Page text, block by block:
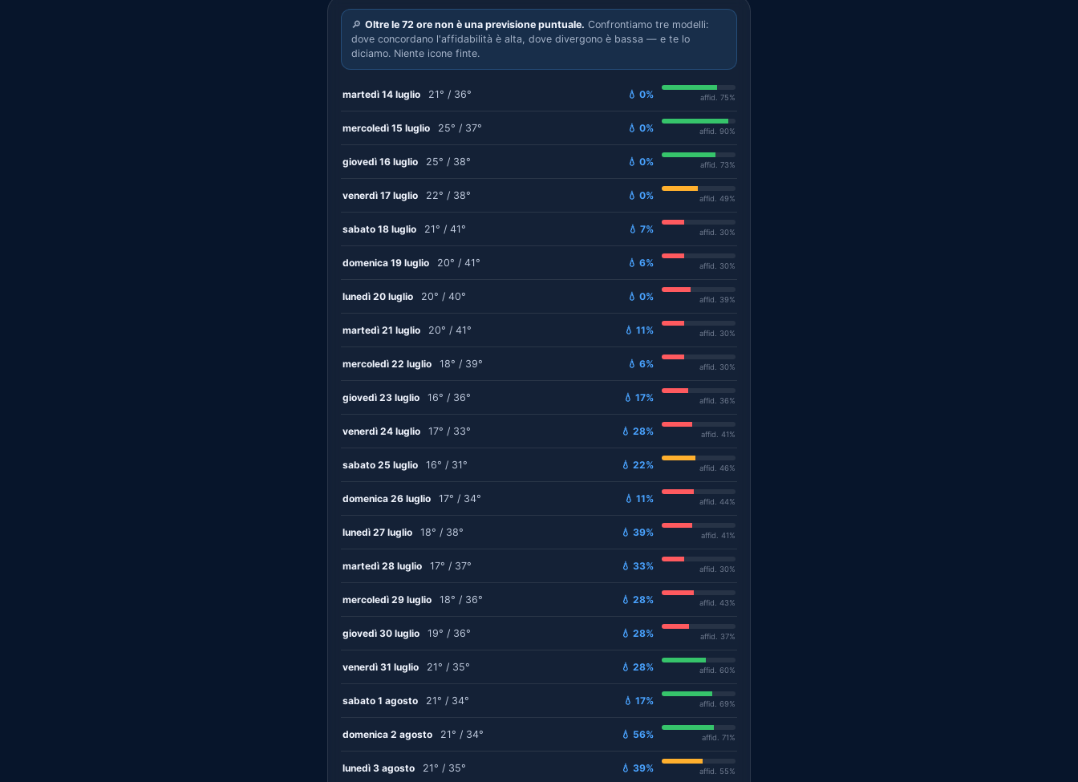
🔎 Oltre le 72 ore non è una previsione puntuale. Confrontiamo tre modelli:
dove concordano l'affidabilità è alta, dove divergono è bassa — e te lo
diciamo. Niente icone finte.
martedì 14 luglio 21° / 36° 💧 0% affid. 75%
mercoledì 15 luglio 25° / 37° 💧 0% affid. 90%
giovedì 16 luglio 25° / 38° 💧 0% affid. 73%
venerdì 17 luglio 22° / 38° 💧 0% affid. 49%
sabato 18 luglio 21° / 41° 💧 7% affid. 30%
domenica 19 luglio 20° / 41° 💧 6% affid. 30%
lunedì 20 luglio 20° / 40° 💧 0% affid. 39%
martedì 21 luglio 20° / 41° 💧 11% affid. 30%
mercoledì 22 luglio 18° / 39° 💧 6% affid. 30%
giovedì 23 luglio 16° / 36° 💧 17% affid. 36%
venerdì 24 luglio 17° / 33° 💧 28% affid. 41%
sabato 25 luglio 16° / 31° 💧 22% affid. 46%
domenica 26 luglio 17° / 34° 💧 11% affid. 44%
lunedì 27 luglio 18° / 38° 💧 39% affid. 41%
martedì 28 luglio 17° / 37° 💧 33% affid. 30%
mercoledì 29 luglio 18° / 36° 💧 28% affid. 43%
giovedì 30 luglio 19° / 36° 💧 28% affid. 37%
venerdì 31 luglio 21° / 35° 💧 28% affid. 60%
sabato 1 agosto 21° / 34° 💧 17% affid. 69%
domenica 2 agosto 21° / 34° 💧 56% affid. 71%
lunedì 3 agosto 21° / 35° 💧 39% affid. 55%